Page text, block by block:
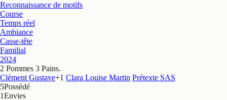
Reconnaissance de motifs
Course
Temps réel
Ambiance
Casse-tête
Familial
2024
2 Pommes 3 Pains.
Clément Gustave+1 Clara Louise Martin Prétexte SAS
5Possédé
1Envies